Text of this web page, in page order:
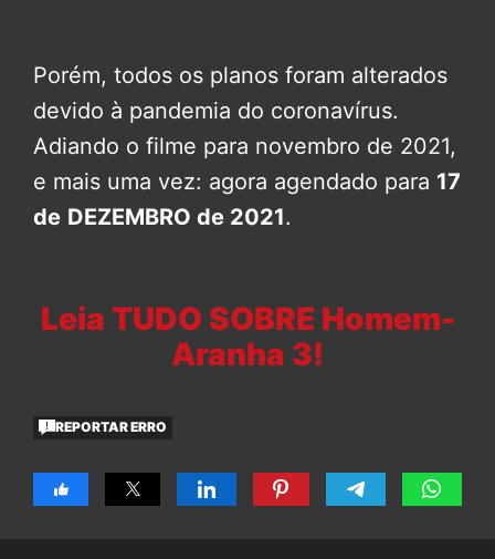
Porém, todos os planos foram alterados
devido à pandemia do coronavírus.
Adiando o filme para novembro de 2021,
e mais uma vez: agora agendado para 17
de DEZEMBRO de 2021.
Leia TUDO SOBRE Homem-
Aranha 3!
REPORTAR ERRO